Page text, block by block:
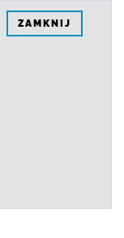
ZAMKNIJ